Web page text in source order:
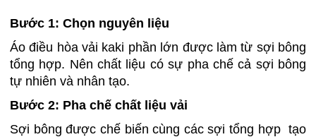
Bước 1: Chọn nguyên liệu
Áo điều hòa vải kaki phần lớn được làm từ sợi bông
tổng hợp. Nên chất liệu có sự pha chế cả sợi bông
tự nhiên và nhân tạo.
Bước 2: Pha chế chất liệu vải
Sợi bông được chế biến cùng các sợi tổng hợp tạo